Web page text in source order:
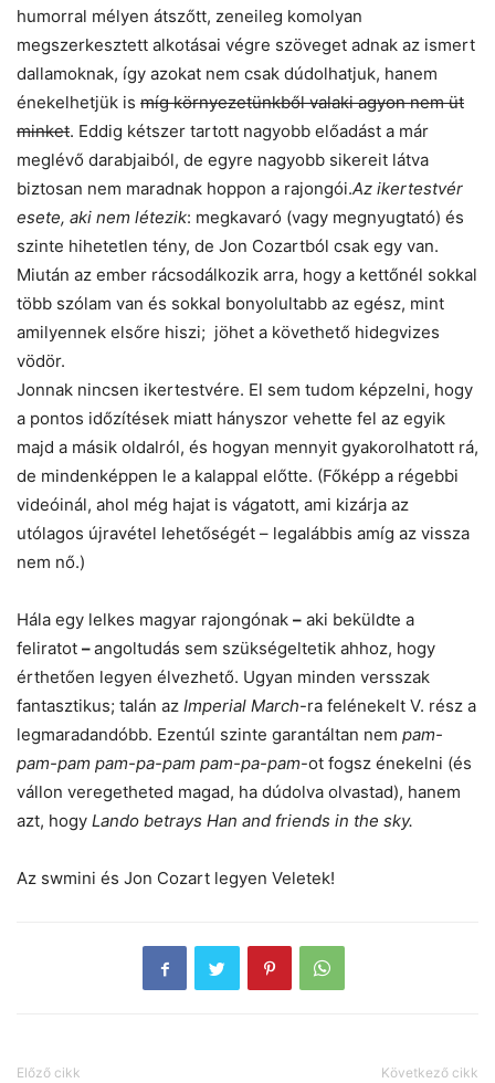
humorral mélyen átszőtt, zeneileg komolyan
megszerkesztett alkotásai végre szöveget adnak az ismert
dallamoknak, így azokat nem csak dúdolhatjuk, hanem
énekelhetjük is míg környezetünkből valaki agyon nem üt
minket. Eddig kétszer tartott nagyobb előadást a már
meglévő darabjaiból, de egyre nagyobb sikereit látva
biztosan nem maradnak hoppon a rajongói.Az ikertestvér
esete, aki nem létezik: megkavaró (vagy megnyugtató) és
szinte hihetetlen tény, de Jon Cozartból csak egy van.
Miután az ember rácsodálkozik arra, hogy a kettőnél sokkal
több szólam van és sokkal bonyolultabb az egész, mint
amilyennek elsőre hiszi; jöhet a követhető hidegvizes
vödör.
Jonnak nincsen ikertestvére. El sem tudom képzelni, hogy
a pontos időzítések miatt hányszor vehette fel az egyik
majd a másik oldalról, és hogyan mennyit gyakorolhatott rá,
de mindenképpen le a kalappal előtte. (Főképp a régebbi
videóinál, ahol még hajat is vágatott, ami kizárja az
utólagos újravétel lehetőségét – legalábbis amíg az vissza
nem nő.)
Hála egy lelkes magyar rajongónak – aki beküldte a
feliratot –angoltudás sem szükségeltetik ahhoz, hogy
érthetően legyen élvezhető. Ugyan minden versszak
fantasztikus; talán az Imperial March-ra felénekelt V. rész a
legmaradandóbb. Ezentúl szinte garantáltan nem pam-
pam-pam pam-pa-pam pam-pa-pam-ot fogsz énekelni (és
vállon veregetheted magad, ha dúdolva olvastad), hanem
azt, hogy Lando betrays Han and friends in the sky.
Az swmini és Jon Cozart legyen Veletek!
Előző cikk Következő cikk